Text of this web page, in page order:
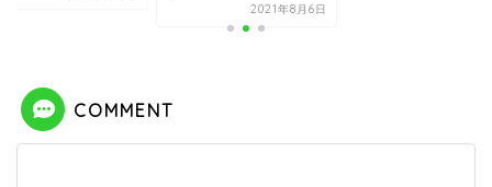
2021年8月6日
COMMENT